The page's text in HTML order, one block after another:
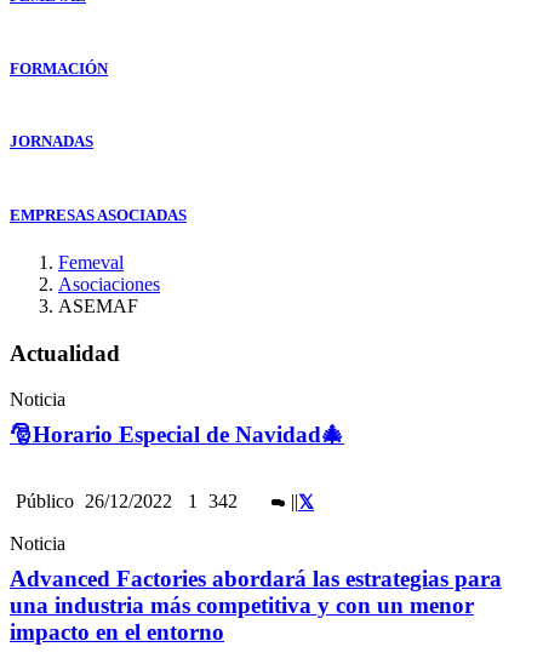
FORMACIÓN
JORNADAS
EMPRESAS ASOCIADAS
Femeval
Asociaciones
ASEMAF
Actualidad
Noticia
🎅Horario Especial de Navidad🎄
Público 26/12/2022 1 342 ||
Noticia
Advanced Factories abordará las estrategias para
una industria más competitiva y con un menor
impacto en el entorno